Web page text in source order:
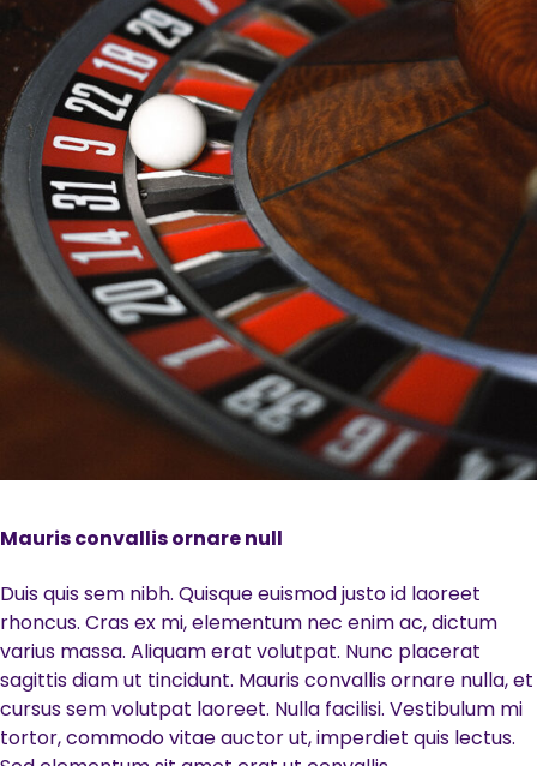
Mauris convallis ornare null
Duis quis sem nibh. Quisque euismod justo id laoreet
rhoncus. Cras ex mi, elementum nec enim ac, dictum
varius massa. Aliquam erat volutpat. Nunc placerat
sagittis diam ut tincidunt. Mauris convallis ornare nulla, et
cursus sem volutpat laoreet. Nulla facilisi. Vestibulum mi
tortor, commodo vitae auctor ut, imperdiet quis lectus.